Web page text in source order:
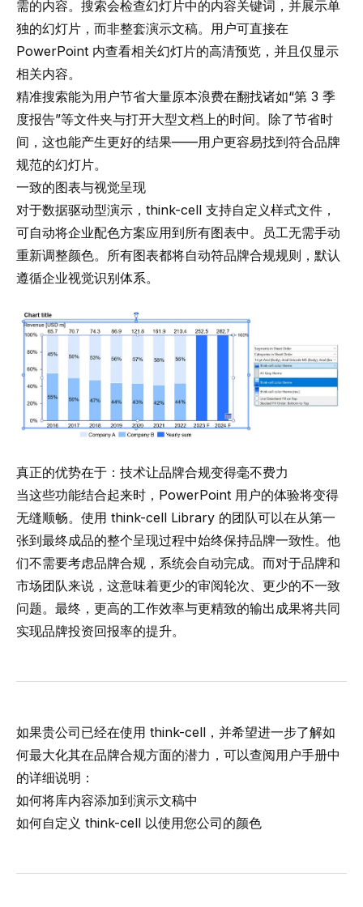
需的内容。搜索会检查幻灯片中的内容关键词，并展示单
独的幻灯片，而非整套演示文稿。用户可直接在
PowerPoint 内查看相关幻灯片的高清预览，并且仅显示
相关内容。
精准搜索能为用户节省大量原本浪费在翻找诸如“第 3 季
度报告”等文件夹与打开大型文档上的时间。除了节省时
间，这也能产生更好的结果——用户更容易找到符合品牌
规范的幻灯片。
一致的图表与视觉呈现
对于数据驱动型演示，think-cell 支持自定义样式文件，
可自动将企业配色方案应用到所有图表中。员工无需手动
重新调整颜色。所有图表都将自动符品牌合规规则，默认
遵循企业视觉识别体系。
真正的优势在于：技术让品牌合规变得毫不费力
当这些功能结合起来时，PowerPoint 用户的体验将变得
无缝顺畅。使用 think-cell Library 的团队可以在从第一
张到最终成品的整个呈现过程中始终保持品牌一致性。他
们不需要考虑品牌合规，系统会自动完成。而对于品牌和
市场团队来说，这意味着更少的审阅轮次、更少的不一致
问题。最终，更高的工作效率与更精致的输出成果将共同
实现品牌投资回报率的提升。
如果贵公司已经在使用 think-cell，并希望进一步了解如
何最大化其在品牌合规方面的潜力，可以查阅用户手册中
的详细说明：
如何将库内容添加到演示文稿中
如何自定义 think-cell 以使用您公司的颜色